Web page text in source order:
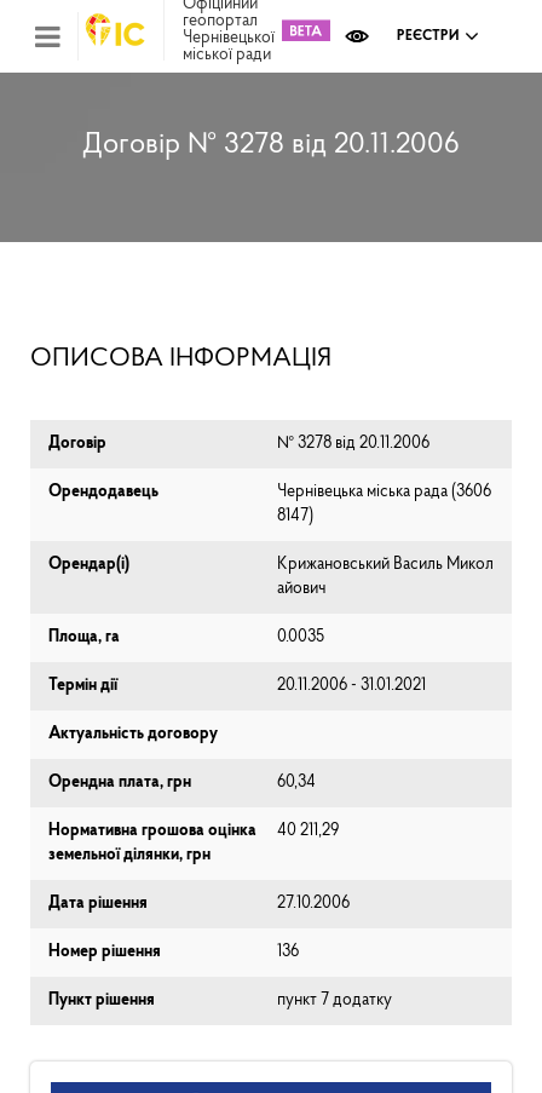
Офіційний
геопортал
Чернівецької
міської ради
РЕЄСТРИ
Договір № 3278 від 20.11.2006
ОПИСОВА ІНФОРМАЦІЯ
Договір № 3278 від 20.11.2006
Орендодавець
Чернівецька міська рада (⁨3606
8147⁩)
Орендар(і)
Крижановський Василь Микол
айович
Площа, га 0.0035
Термін дії 20.11.2006 - 31.01.2021
Актуальність договору
Орендна плата, грн 60,34
Нормативна грошова оцінка
земельної ділянки, грн
40 211,29
Дата рішення 27.10.2006
Номер рішення 136
Пункт рішення пункт 7 додатку